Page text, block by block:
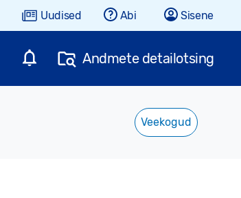
Uudised Abi Sisene
Andmete detailotsing
Veekogud